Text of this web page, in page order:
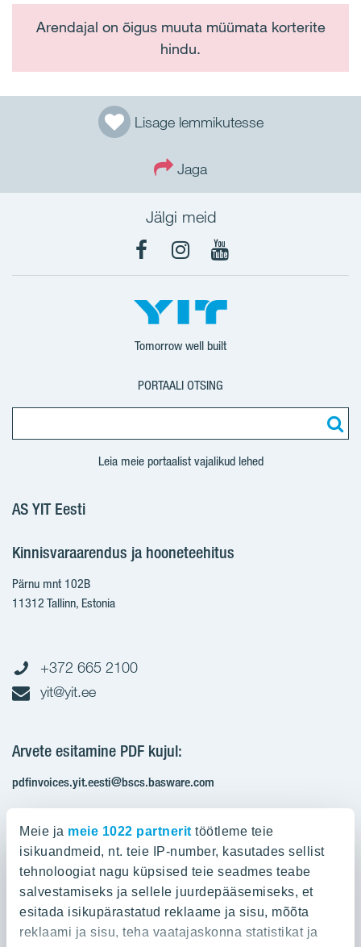
Meie ja meie 1022 partnerit töötleme teie
isikuandmeid, nt. teie IP-number, kasutades sellist
tehnoloogiat nagu küpsised teie seadmes teabe
salvestamiseks ja sellele juurdepääsemiseks, et
esitada isikupärastatud reklaame ja sisu, mõõta
reklaami ja sisu, teha vaatajaskonna statistikat ja
Lisage lemmikutesse
Jaga
Arendajal on õigus muuta müümata korterite
hindu.
Jälgi meid
FacebookInstagram
YouTube
Tomorrow well built
PORTAALI OTSING
Leia meie portaalist vajalikud lehed
AS YIT Eesti
Kinnisvaraarendus ja hooneteehitus
Pärnu mnt 102B
11312 Tallinn, Estonia
+372 665 2100
yit@yit.ee
Arvete esitamine PDF kujul:
pdfinvoices.yit.eesti@bscs.basware.com
KMKR: EE100210897
Ettevõttest